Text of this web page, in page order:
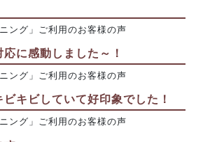
ング」ご利用のお客様の声
に感動しました～！
ング」ご利用のお客様の声
キビしていて好印象でした！
ング」ご利用のお客様の声